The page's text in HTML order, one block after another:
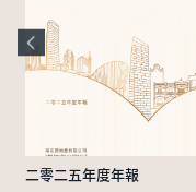
二零二五年度年報